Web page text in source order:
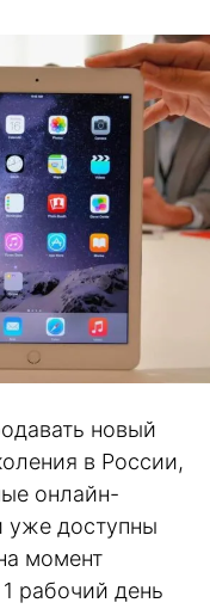
новый
в России,
онлайн-
уже доступны
момент
рабочий день